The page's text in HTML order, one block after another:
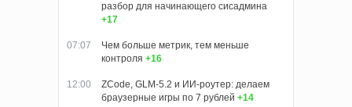
разбор для начинающего сисадмина
+17
07:07
Чем больше метрик, тем меньше
контроля +16
12:00
ZCode, GLM-5.2 и ИИ-роутер: делаем
браузерные игры по 7 рублей +14